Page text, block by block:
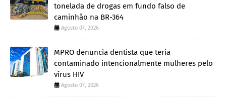
tonelada de drogas em fundo falso de
caminhão na BR-364
Agosto 07, 2026
MPRO denuncia dentista que teria
contaminado intencionalmente mulheres pelo
vírus HIV
Agosto 07, 2026